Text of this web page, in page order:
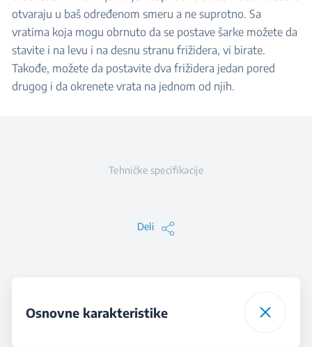
otvaraju u baš određenom smeru a ne suprotno. Sa
vratima koja mogu obrnuto da se postave šarke možete da
stavite i na levu i na desnu stranu frižidera, vi birate.
Takođe, možete da postavite dva frižidera jedan pored
drugog i da okrenete vrata na jednom od njih.
Tehničke specifikacije
Deli
Osnovne karakteristike